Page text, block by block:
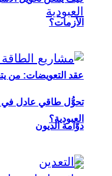
عقد التعويضات: من
العبودية؟
الأزمات؟
تحوُّل طاقي عادل في
دوّامة الديون